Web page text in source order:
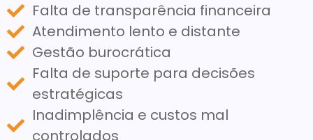
Falta de transparência financeira
Atendimento lento e distante
Gestão burocrática
Falta de suporte para decisões
estratégicas
Inadimplência e custos mal
controlados